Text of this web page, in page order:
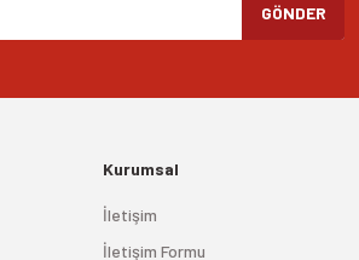
GÖNDER
Kurumsal
İletişim
İletişim Formu